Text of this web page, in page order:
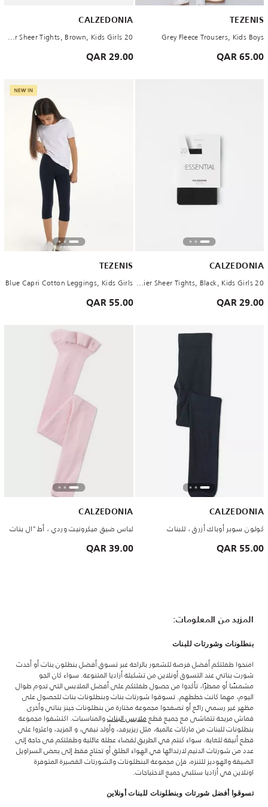
TEZENIS
Grey Fleece Trousers, Kids Boys
65.00 QAR
CALZEDONIA
20 Denier Sheer Tights, Brown, Kids Girls
29.00 QAR
CALZEDONIA
20 Denier Sheer Tights, Black, Kids Girls
29.00 QAR
TEZENIS
Blue Capri Cotton Leggings, Kids Girls
55.00 QAR
CALZEDONIA
كولون سوبر أوباك أزرق ، للبنات
55.00 QAR
CALZEDONIA
لباس ضيق ميكرونيت وردي ، أط"ال بنات
39.00 QAR
المزيد من المعلومات:
بنطلونات وشورتات للبنات
امنحوا طفلتكم أفضل فرصة للشعور بالراحة عبر تسوق أفضل بنطلون بنات أو أحدث
شورت بناتي عند التسوق أونلاين من تشكيلة أزاديا المتنوعة. سواء كان الجو
مشمسًا أو ممطرًا، تأكدوا من حصول طفلتكم على أفضل الملابس التي تدوم طوال
اليوم، مهما كانت خططهم. تسوقوا شورتات بنات وبنطلونات بنات للحصول على
مظهر غير رسمي رائع أو تصفحوا مجموعة مختارة من بنطلونات جينز بناتي وأخرى
قماش مريحة تتماشى مع جميع قطعملابس البناتوالمناسبات. اكتشفوا مجموعة
بنطلونات للبنات من ماركات عالمية، مثل ريزيرفد، وأولد نيفي، و المزيد، واعثروا على
قطع أنيقة للغاية. سواء كنتم في الطريق لقضاء عطلة عائلية وطفلتكم فى حاجة إلى
عدد من شورتات الدنيم لارتدائها في الهواء الطلق أو تحتاج فقط إلى بعض السراويل
الضيقة والهوديز للتنزه، فإن مجموعة البنطلونات والشورتات القصيرة المتوفرة
اونلاين في أزاديا ستلبي جميع الاحتياجات.
تسوقوا أفضل شورتات وبنطلونات للبنات أونلاين